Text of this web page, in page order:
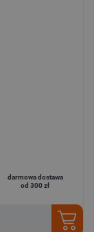
darmowa dostawa
od 300 zł